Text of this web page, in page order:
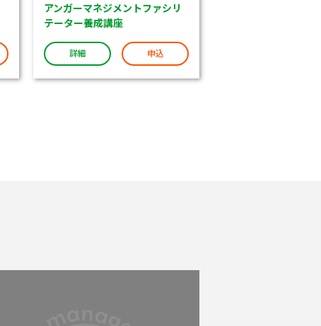
アンガーマネジメントファシリ
テーター養成講座
詳細 申込